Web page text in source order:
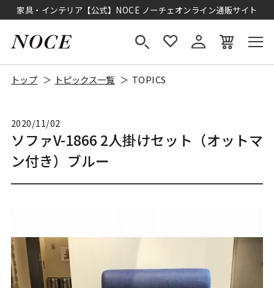
家具・インテリア【公式】NOCE ノーチェオンライン通販サイト
トップ トピックス一覧 TOPICS
2020/11/02
ソファV-1866 2人掛けセット（オットマ
ン付き）ブルー